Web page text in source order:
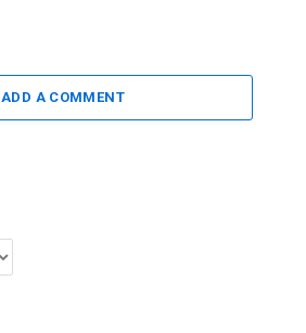
ADD A COMMENT